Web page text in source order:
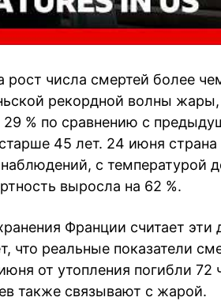
рост числа смертей более
рекордной волны жары,
% по сравнению с
45 лет. 24 июня
с температурой
выросла на 62 %.
Франции считает эти
что реальные показатели
от утопления погибли 72
также связывают с жарой.